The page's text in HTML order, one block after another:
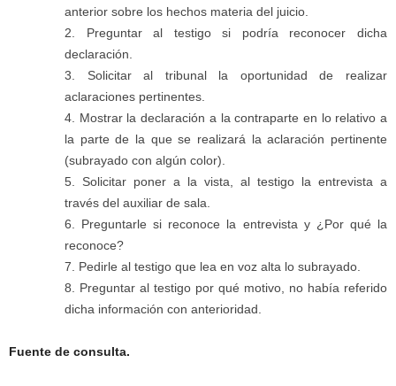
anterior sobre los hechos materia del juicio.
Preguntar al testigo si podría reconocer dicha
declaración.
Solicitar al tribunal la oportunidad de realizar
aclaraciones pertinentes.
Mostrar la declaración a la contraparte en lo relativo a
la parte de la que se realizará la aclaración pertinente
(subrayado con algún color).
Solicitar poner a la vista, al testigo la entrevista a
través del auxiliar de sala.
Preguntarle si reconoce la entrevista y ¿Por qué la
reconoce?
Pedirle al testigo que lea en voz alta lo subrayado.
Preguntar al testigo por qué motivo, no había referido
dicha información con anterioridad.
Fuente de consulta.